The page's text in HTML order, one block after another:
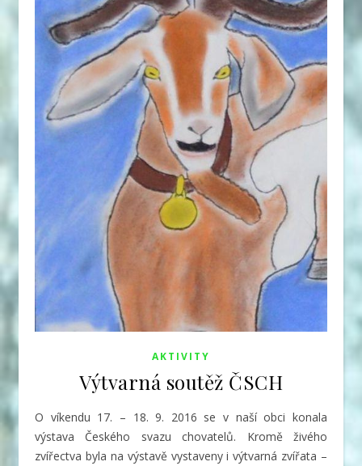
AKTIVITY
Výtvarná soutěž ČSCH
O víkendu 17. – 18. 9. 2016 se v naší obci konala
výstava Českého svazu chovatelů. Kromě živého
zvířectva byla na výstavě vystaveny i výtvarná zvířata –